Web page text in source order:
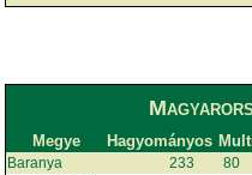
Megye Hagyományos
Baranya 233 80